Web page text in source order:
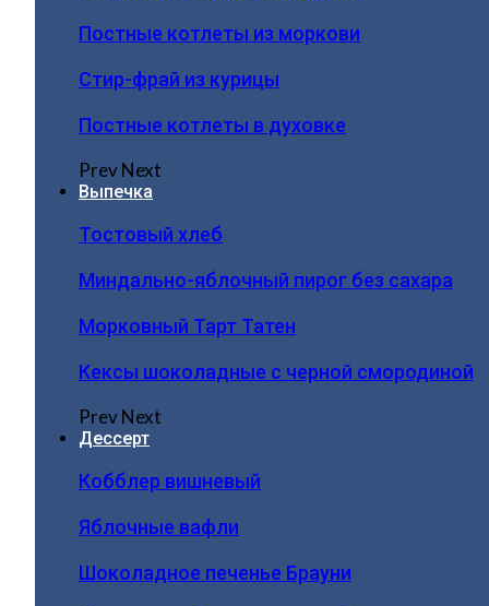
Постные котлеты из моркови
Стир-фрай из курицы
Постные котлеты в духовке
PrevNext
Выпечка
Тостовый хлеб
Миндально-яблочный пирог без сахара
Морковный Тарт Татен
Кексы шоколадные с черной смородиной
PrevNext
Дессерт
Кобблер вишневый
Яблочные вафли
Шоколадное печенье Брауни